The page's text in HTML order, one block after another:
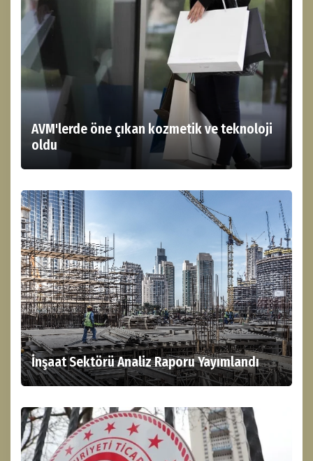
AVM'lerde öne çıkan kozmetik ve teknoloji
oldu
İnşaat Sektörü Analiz Raporu Yayımlandı